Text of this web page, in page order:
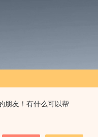
朋友！有什么可以帮